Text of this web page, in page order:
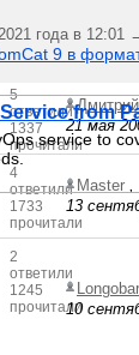
ответили
1216
прочитали
Fatal,
12
5
ответили
1337
прочитали
21 мая
4
ответили
1733
прочитали
Master ,
13
2
ответили
1245
прочитали
10
года в 12:01
9 в
from
service to